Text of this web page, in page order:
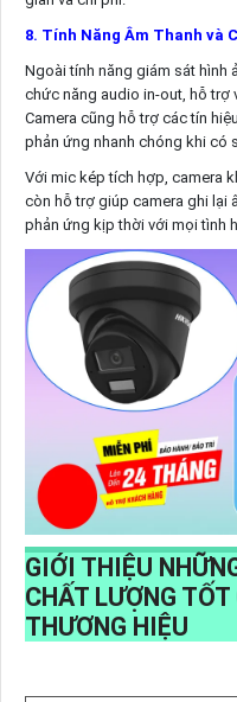
8. Tính Năng Âm Thanh và
Ngoài tính năng giám sát hình
chức năng audio in-out, hỗ trợ
Camera cũng hỗ trợ các tín
phản ứng nhanh chóng khi có
Với mic kép tích hợp, camera
còn hỗ trợ giúp camera ghi lại
phản ứng kịp thời với mọi tình
GIỚI THIỆU
CHẤT LƯỢNG
THƯƠNG HIỆU